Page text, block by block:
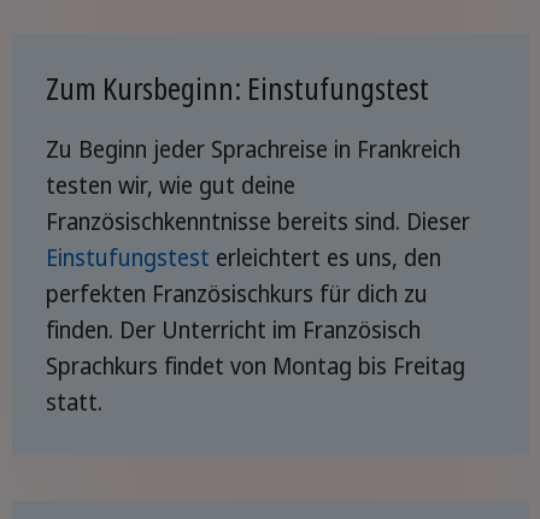
Zum Kursbeginn: Einstufungstest
Zu Beginn jeder Sprachreise in Frankreich
testen wir, wie gut deine
Französischkenntnisse bereits sind. Dieser
Einstufungstest erleichtert es uns, den
perfekten Französischkurs für dich zu
finden. Der Unterricht im Französisch
Sprachkurs findet von Montag bis Freitag
statt.